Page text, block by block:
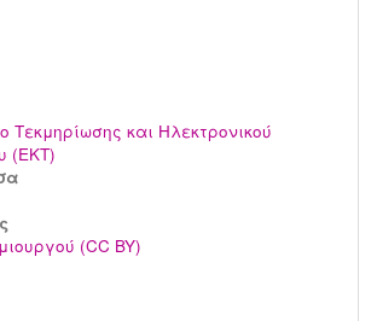
Τεκμηρίωσης και Ηλεκτρονικού
(ΕΚΤ)
(CC BY)